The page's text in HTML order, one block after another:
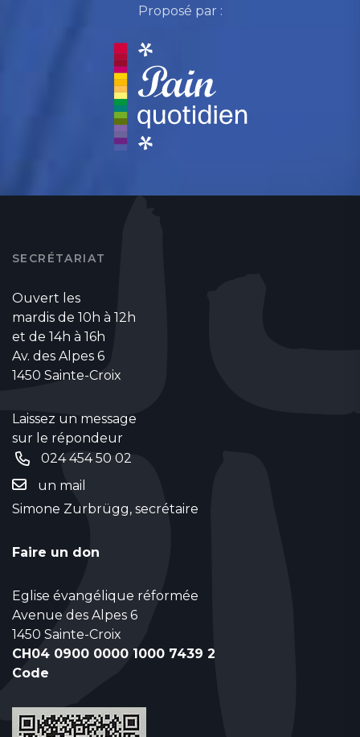
Proposé par :
SECRÉTARIAT
Ouvert les
mardis de 10h à 12h
et de 14h à 16h
Av. des Alpes 6
1450 Sainte-Croix
Laissez un message
sur le répondeur
024 454 50 02
un mail
Simone Zurbrügg, secrétaire
Faire un don
Eglise évangélique réformée
Avenue des Alpes 6
1450 Sainte-Croix
CH04 0900 0000 1000 7439 2
Code